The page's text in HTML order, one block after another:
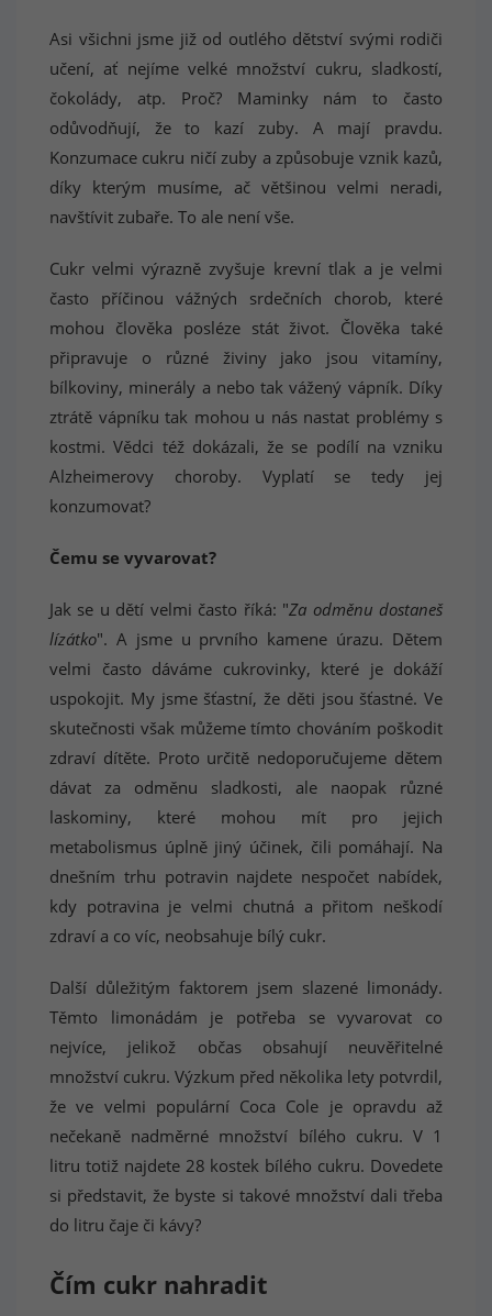
Asi všichni jsme již od outlého dětství svými rodiči
učení, ať nejíme velké množství cukru, sladkostí,
čokolády, atp. Proč? Maminky nám to často
odůvodňují, že to kazí zuby. A mají pravdu.
Konzumace cukru ničí zuby a způsobuje vznik kazů,
díky kterým musíme, ač většinou velmi neradi,
navštívit zubaře. To ale není vše.
Cukr velmi výrazně zvyšuje krevní tlak a je velmi
často příčinou vážných srdečních chorob, které
mohou člověka posléze stát život. Člověka také
připravuje o různé živiny jako jsou vitamíny,
bílkoviny, minerály a nebo tak vážený vápník. Díky
ztrátě vápníku tak mohou u nás nastat problémy s
kostmi. Vědci též dokázali, že se podílí na vzniku
Alzheimerovy choroby. Vyplatí se tedy jej
konzumovat?
Čemu se vyvarovat?
Jak se u dětí velmi často říká: "Za odměnu dostaneš
lízátko". A jsme u prvního kamene úrazu. Dětem
velmi často dáváme cukrovinky, které je dokáží
uspokojit. My jsme šťastní, že děti jsou šťastné. Ve
skutečnosti však můžeme tímto chováním poškodit
zdraví dítěte. Proto určitě nedoporučujeme dětem
dávat za odměnu sladkosti, ale naopak různé
laskominy, které mohou mít pro jejich
metabolismus úplně jiný účinek, čili pomáhají. Na
dnešním trhu potravin najdete nespočet nabídek,
kdy potravina je velmi chutná a přitom neškodí
zdraví a co víc, neobsahuje bílý cukr.
Další důležitým faktorem jsem slazené limonády.
Těmto limonádám je potřeba se vyvarovat co
nejvíce, jelikož občas obsahují neuvěřitelné
množství cukru. Výzkum před několika lety potvrdil,
že ve velmi populární Coca Cole je opravdu až
nečekaně nadměrné množství bílého cukru. V 1
litru totiž najdete 28 kostek bílého cukru. Dovedete
si představit, že byste si takové množství dali třeba
do litru čaje či kávy?
Čím cukr nahradit